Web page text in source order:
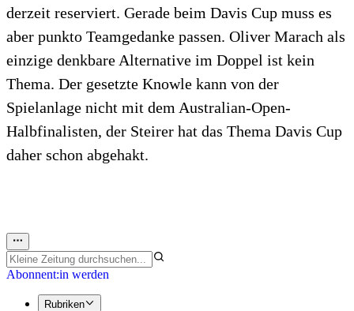
derzeit reserviert. Gerade beim Davis Cup muss es
aber punkto Teamgedanke passen. Oliver Marach als
einzige denkbare Alternative im Doppel ist kein
Thema. Der gesetzte Knowle kann von der
Spielanlage nicht mit dem Australian-Open-
Halbfinalisten, der Steirer hat das Thema Davis Cup
daher schon abgehakt.
Abonnent:in werden
Rubriken